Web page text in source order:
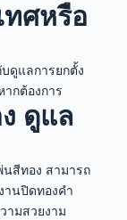
ทศหรือ
ดูแลการยกตั้ง
กต้องการ
ดูแล
สีทอง สามารถ
านปิดทองคำ
ามสวยงาม